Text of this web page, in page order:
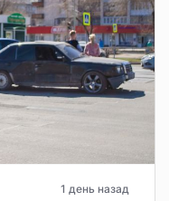
1 день назад